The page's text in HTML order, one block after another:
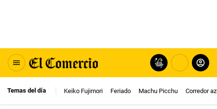
Temas del día Keiko Fujimori Feriado Machu Picchu Corredor